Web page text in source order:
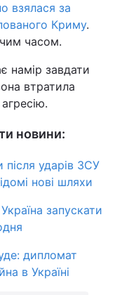
взялася за
Криму.
часом.
намір завдати
втратила
новини:
ударів ЗСУ
нові шляхи
запускати
дипломат
в Україні